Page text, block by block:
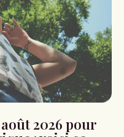
2026 pour